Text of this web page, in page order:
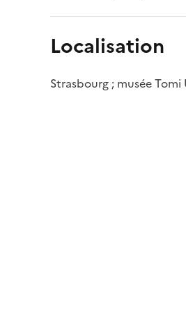
Localisation
Strasbourg ; musée